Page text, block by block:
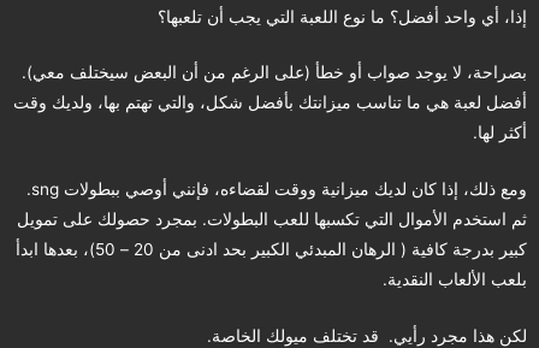
إذا، أي واحد أفضل؟ ما نوع اللعبة التي يجب أن تلعبها؟
بصراحة، لا يوجد صواب أو خطأ (على الرغم من أن البعض سيختلف معي).
أفضل لعبة هي ما تناسب ميزانتك بأفضل شكل، والتي تهتم بها، ولديك وقت
أكثر لها.
ومع ذلك، إذا كان لديك ميزانية ووقت لقضاءه، فإنني أوصي ببطولات sng.
ثم استخدم الأموال التي تكسبها للعب البطولات. بمجرد حصولك على تمويل
كبير بدرجة كافية ( الرهان المبدئي الكبير بحد ادنى من 20 – 50)، بعدها ابدأ
بلعب الألعاب النقدية.
لكن هذا مجرد رأيي. قد تختلف ميولك الخاصة.